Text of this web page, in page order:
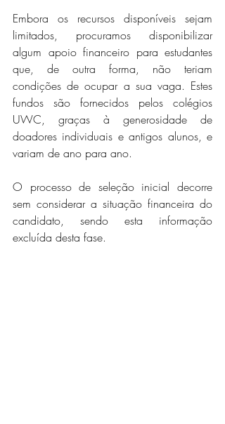
Embora os recursos disponíveis sejam
limitados, procuramos disponibilizar
algum apoio financeiro para estudantes
que, de outra forma, não teriam
condições de ocupar a sua vaga. Estes
fundos são fornecidos pelos colégios
UWC, graças à generosidade de
doadores individuais e antigos alunos, e
variam de ano para ano.
O processo de seleção inicial decorre
sem considerar a situação financeira do
candidato, sendo esta informação
excluída desta fase.